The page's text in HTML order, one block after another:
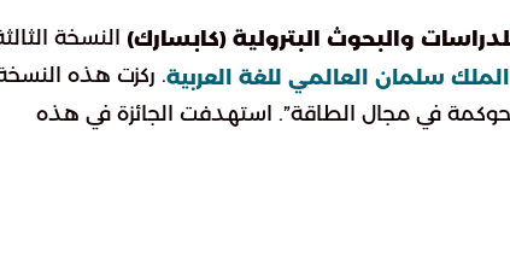
والبحوث البترولية (كابسارك) النسخة
سلمان العالمي للغة العربية. ركزت هذه
في مجال الطاقة”. استهدفت الجائزة في هذه